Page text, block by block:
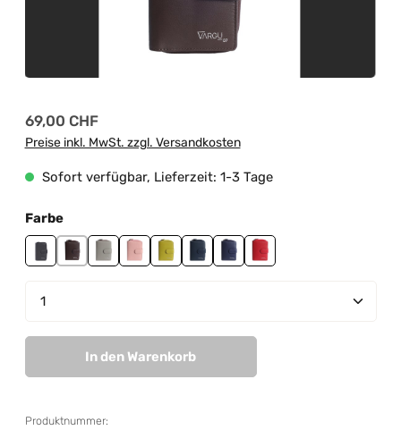
Regulärer Preis:
69,00 CHF
Preise inkl. MwSt. zzgl. Versandkosten
Sofort verfügbar, Lieferzeit: 1-3 Tage
Farbeauswählen
blackbrowngrey light pinklime green
navypurplered
Produkt Anzahl: Gib den gewünschten Wert ein
In den Warenkorb
Produktnummer: